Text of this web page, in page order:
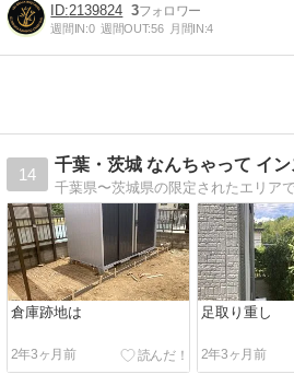
2139824 3
週間IN:0 週間OUT:56 月間IN:4
14
千葉・茨城 なんちゃって イ
倉庫跡地は
2年3ヶ月前
足取り重し
2年3ヶ月前